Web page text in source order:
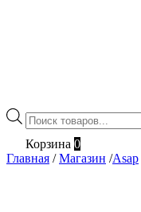
Поиск
товаров
Корзина 0
Главная / Магазин /Asap